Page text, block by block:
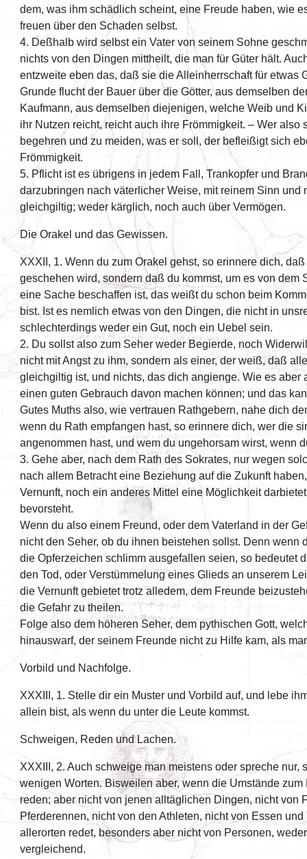
dem, was ihm schädlich scheint, eine Freude haben, wie
freuen über den Schaden selbst.
4. Deßhalb wird selbst ein Vater von seinem Sohne
nichts von den Dingen mittheilt, die man für Güter hält.
entzweite eben das, daß sie die Alleinherrschaft für etwas
Grunde flucht der Bauer über die Götter, aus demselben
Kaufmann, aus demselben diejenigen, welche Weib und
ihr Nutzen reicht, reicht auch ihre Frömmigkeit. – Wer also
begehren und zu meiden, was er soll, der befleißigt sich
Frömmigkeit.
5. Pflicht ist es übrigens in jedem Fall, Trankopfer und
darzubringen nach väterlicher Weise, mit reinem Sinn und
gleichgiltig; weder kärglich, noch auch über Vermögen.
Die Orakel und das Gewissen.
XXXII, 1. Wenn du zum Orakel gehst, so erinnere dich,
geschehen wird, sondern daß du kommst, um es von dem
eine Sache beschaffen ist, das weißt du schon beim
bist. Ist es nemlich etwas von den Dingen, die nicht in
schlechterdings weder ein Gut, noch ein Uebel sein.
2. Du sollst also zum Seher weder Begierde, noch
nicht mit Angst zu ihm, sondern als einer, der weiß, daß
gleichgiltig ist, und nichts, das dich angienge. Wie es aber
einen guten Gebrauch davon machen können; und das
Gutes Muths also, wie vertrauen Rathgebern, nahe dich
wenn du Rath empfangen hast, so erinnere dich, wer die
angenommen hast, und wem du ungehorsam wirst, wenn
3. Gehe aber, nach dem Rath des Sokrates, nur wegen
nach allem Betracht eine Beziehung auf die Zukunft
Vernunft, noch ein anderes Mittel eine Möglichkeit
bevorsteht.
Wenn du also einem Freund, oder dem Vaterland in der
nicht den Seher, ob du ihnen beistehen sollst. Denn wenn
die Opferzeichen schlimm ausgefallen seien, so bedeutet
den Tod, oder Verstümmelung eines Glieds an unserem
die Vernunft gebietet trotz alledem, dem Freunde
die Gefahr zu theilen.
Folge also dem höheren Seher, dem pythischen Gott,
hinauswarf, der seinem Freunde nicht zu Hilfe kam, als
Vorbild und Nachfolge.
XXXIII, 1. Stelle dir ein Muster und Vorbild auf, und lebe
allein bist, als wenn du unter die Leute kommst.
Schweigen, Reden und Lachen.
XXXIII, 2. Auch schweige man meistens oder spreche nur,
wenigen Worten. Bisweilen aber, wenn die Umstände
reden; aber nicht von jenen alltäglichen Dingen, nicht von
Pferderennen, nicht von den Athleten, nicht von Essen
allerorten redet, besonders aber nicht von Personen,
vergleichend.